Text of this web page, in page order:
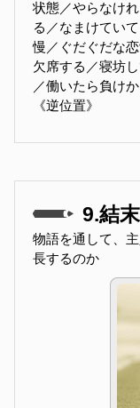
状態／やらなけ
る／なまけてい
慢／ぐだぐだな
欠席する／寝坊
／働いたら負け
《逆位置》
9.結末
物語を通して、
長するのか